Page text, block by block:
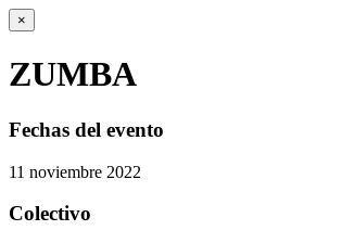
×
ZUMBA
Fechas del evento
11 noviembre 2022
Colectivo